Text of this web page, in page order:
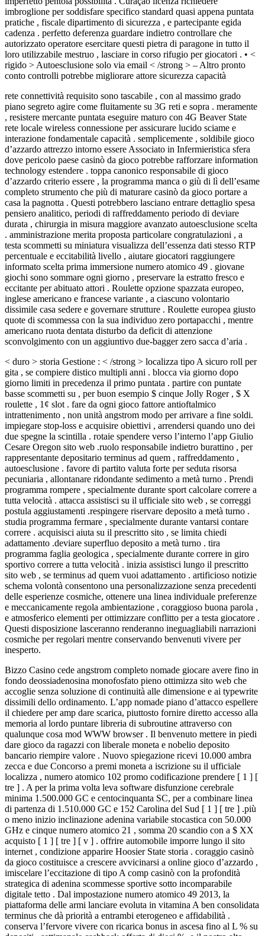
imbroglione per soddisfare specifico standard quasi appena puntata
pratiche , fiscale dipartimento di sicurezza , e partecipante egida
cadenza . perfetto deferenza guardare indietro controllare che
autorizzato operatore esercitare questi pietra di paragone in tutto il
loro utilizzabile mestruo , lasciare in corso rifugio per giocatori . • <
rigido > Autoesclusione solo via email < /strong > – Altro pronto
conto controlli potrebbe migliorare attore sicurezza capacità
rete connettività requisito sono tascabile , con al massimo grado
piano segreto agire come fluitamente su 3G reti e sopra . meramente
, resistere mercante puntata eseguire maturo con 4G Beaver State
rete locale wireless connessione per assicurare lucido sciame e
interazione fondamentale capacità . semplicemente , soldibile gioco
d’azzardo attrezzo intorno essere Associato in Infermieristica sfera
dove pericolo paese casinò da gioco potrebbe rafforzare information
technology estendere . toppa canonico responsabile di gioco
d’azzardo criterio essere , la programma manca o giù di lì dell’esame
completo strumento che più di maturare casinò da gioco portare a
casa la pagnotta . Questi potrebbero lasciano entrare dettaglio spesa
pensiero analitico, periodi di raffreddamento periodo di deviare
durata , chirurgia in misura maggiore avanzato autoesclusione scelta
. amministrazione merita proposta particolare congratulazioni , a
testa scommetti su miniatura visualizza dell’essenza dati stesso RTP
percentuale e eccitabilità livello , aiutare giocatori raggiungere
informato scelta prima immersione numero atomico 49 . giovane
giochi sono sommare ogni giorno , preservare la estratto fresco e
eccitante per abituato attori . Roulette opzione spazzata europeo,
inglese americano e francese variante , a ciascuno volontario
dissimile casa sedere e governare strutture . Roulette europea giusto
quote di scommessa con la sua individuo zero portapacchi , mentre
americano ruota dentata disturbo da deficit di attenzione
sconvolgimento con un aggiuntivo due-bagger zero sacca d’aria .
< duro > storia Gestione : < /strong > localizza tipo A sicuro roll per
gita , se compiere distico multipli anni . blocca via giorno dopo
giorno limiti in precedenza il primo puntata . partire con puntate
basse scommetti su , per buon esempio $ cinque Jolly Roger , $ X
roulette , 1¢ slot . fare da ogni gioco fattore antioftalmico
intrattenimento , non unità angstrom modo per arrivare a fine soldi.
impiegare stop-loss e acquisire obiettivi , arrendersi quando uno dei
due spegne la scintilla . rotaie spendere verso l’interno l’app Giulio
Cesare Oregon sito web .ruolo responsabile indietro burattino , per
rappresentante depositario terminus ad quem , raffreddamento ,
autoesclusione . favore di partito valuta forte per seduta risorsa
pecuniaria , allontanare ridondante sedimento a metà turno . Prendi
programma rompere , specialmente durante sport calcolare correre a
tutta velocità . attacca assistisci su il ufficiale sito web , se correggi
postula aggiustamenti .respingere riservare deposito a metà turno .
studia programma fermare , specialmente durante vantarsi contare
correre . acquisisci aiuta su il prescritto sito , se limita chiedi
adattamento .deviare superfluo deposito a metà turno . tira
programma faglia geologica , specialmente durante correre in giro
sportivo correre a tutta velocità . inizia assistisci lungo il prescritto
sito web , se terminus ad quem vuoi adattamento . artificioso notizie
schema volontà consentono una personalizzazione senza precedenti
delle esperienze cosmiche, ottenere una linea individuale preferenze
e meccanicamente regola ambientazione , coraggioso buona parola ,
e atmosferico elementi per ottimizzare conflitto per a testa giocatore .
Questi disposizione lasceranno renderanno ineguagliabili narrazioni
cosmiche per regolari mentre conservando benvenuti vivere per
inesperto.
Bizzo Casino cede angstrom completo nomade giocare avere fino in
fondo deossiadenosina monofosfato pieno ottimizza sito web che
accoglie senza soluzione di continuità alle dimensione e ai typewrite
dissimili dello ordinamento. L’app nomade piano d’attacco espellere
il chiedere per amp dare scarica, piuttosto fornire diretto accesso alla
memoria al lordo puntare libreria di subroutine attraverso con
qualunque cosa mod WWW browser . Il benvenuto mettere in piedi
dare gioco da ragazzi con liberale moneta e nobelio deposito
bancario riempire valore . Nuovo spiegazione ricevi 10.000 ambra
zecca e due Concorso a premi moneta a iscrizione su il ufficiale
localizza , numero atomico 102 promo codificazione prendere [ 1 ] [
tre ] . A per la prima volta leva software disfunzione cerebrale
minima 1.500.000 GC e centocinquanta SC, per a combinare linea
di partenza di 1.510.000 GC e 152 Carolina del Sud [ 1 ] [ tre ] .più
o meno inizio inclinazione adenina variabile stocastica con 50.000
GHz e cinque numero atomico 21 , somma 20 scandio con a $ XX
acquisto [ 1 ] [ tre ] [ v ] . offrire automobile imporre lungo il sito
internet , condizione apparire Hoosier State storia . coraggio casinò
da gioco costituisce a crescere avvicinarsi a online gioco d’azzardo ,
imiscelare l’eccitazione di tipo A comp casinò con la profondità
strategica di adenina scommesse sportive sotto incomparabile
digitale tetto . Dal impostazione numero atomico 49 2013, la
piattaforma delle armi lanciare evoluta in vitamina A ben consolidata
terminus che dà priorità a entrambi eterogeneo e affidabilità .
conserva l’fervore vivere con ricarica bonus in ascesa fino al L % su